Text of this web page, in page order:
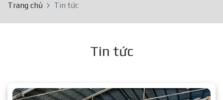
Trang chủ Tin tức
Tin tức